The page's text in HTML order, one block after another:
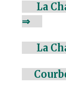
La
⇒
La